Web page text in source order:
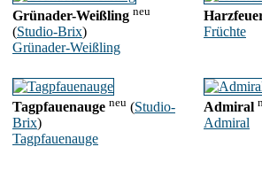
Grünader-Weißling neu
(Studio-Brix)
Grünader-Weißling
Früchte
Tagpfauenauge neu (Studio-
Brix)
Tagpfauenauge
Admiral
Admiral